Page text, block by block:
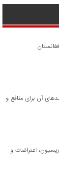
آن برای منافع و
اعتراضات و